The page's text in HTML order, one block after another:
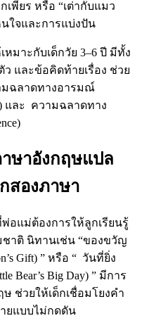
เพียร หรือ “เต่ากับแมว
นใจและการแบ่งปัน
มาะกับเด็กวัย 3–6 ปี มีทั้ง
และข้อคิดท้ายเรื่อง ช่วย
ฉลาดทางอารมณ์
และ ความฉลาดทาง
ษาอังกฤษแปล
สองภาษา
อแม่ต้องการให้ลูกเรียนรู้
ชาติ นิทานเช่น “ของขวัญ
Gift) ” หรือ “ วันที่ยิ่ง
Bear’s Big Day) ” มีการ
ช่วยให้เด็กเชื่อมโยงคำ
ยแบบไม่กดดัน